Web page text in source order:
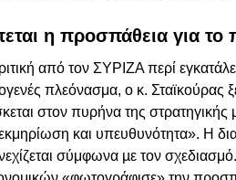
η προσπάθεια για
από τον ΣΥΡΙΖΑ περί
πλεόνασμα, ο κ. Σταϊκούρας
στον πυρήνα της στρατηγικής
και υπευθυνότητα». Η
σύμφωνα µε τον